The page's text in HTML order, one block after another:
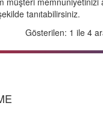
tanıtabilirsiniz.
Gösterilen: 1 ile 4